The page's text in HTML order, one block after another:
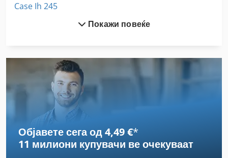
Case Ih 245
Case Ih 340
Case Ih 3594
Case Ih 4230
Case Ih 4240
Case Ih 4420
Покажи повеќе
Објавете сега од 4,49 €*
11 милиони купувачи ве очекуваат